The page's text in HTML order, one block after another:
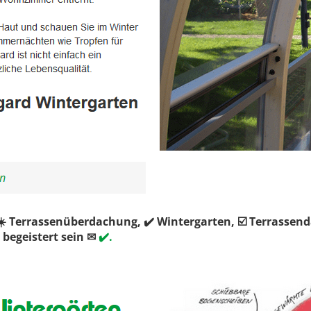
Terrassenüberdachung, ✔️ Wintergarten, ☑️
sein ✉✔️.